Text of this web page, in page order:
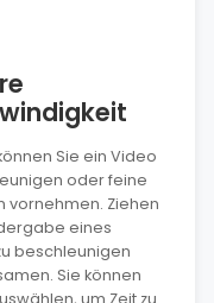
Sie ein Video
oder feine
vornehmen. Ziehen
eines
beschleunigen
Sie können
um Zeit zu